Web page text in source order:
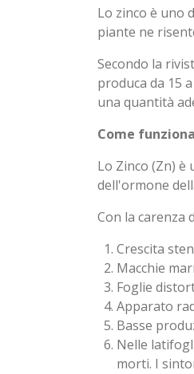
Lo zinco è uno
piante ne
Secondo la
produca da 15
una quantità
Come
Lo Zinco (Zn)
dell'ormone
Con la carenza
Crescita
Macchie
Foglie
Apparato
Basse
Nelle
morti. I